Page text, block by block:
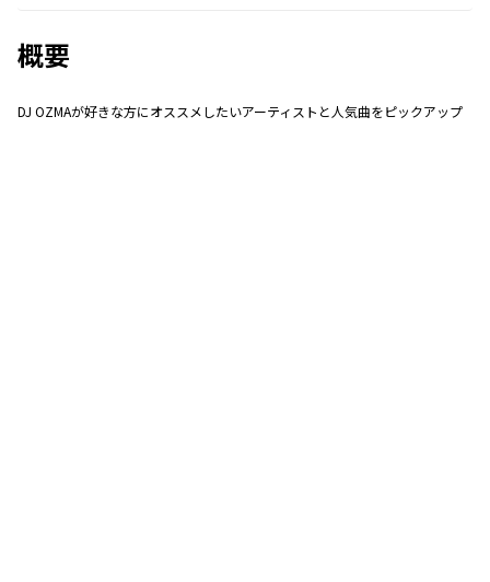
概要
DJ OZMAが好きな方にオススメしたいアーティストと人気曲をピックアップ